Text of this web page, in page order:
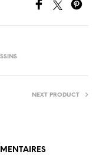
NEXT PRODUCT